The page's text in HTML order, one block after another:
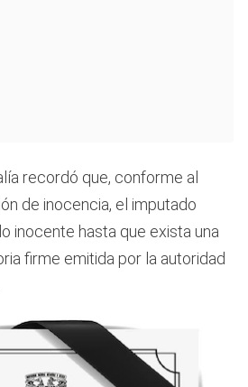
recordó que, conforme al
de inocencia, el imputado
inocente hasta que exista una
firme emitida por la autoridad